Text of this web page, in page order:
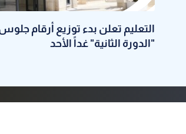
التعليم تعلن بدء توزيع أرقام جلوس
"الدورة الثانية" غداً الأحد